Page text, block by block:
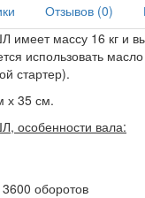
Отзывов (0)
массу 16 кг и
использовать
стартер).
х 35 см.
особенности вала:
оборотов